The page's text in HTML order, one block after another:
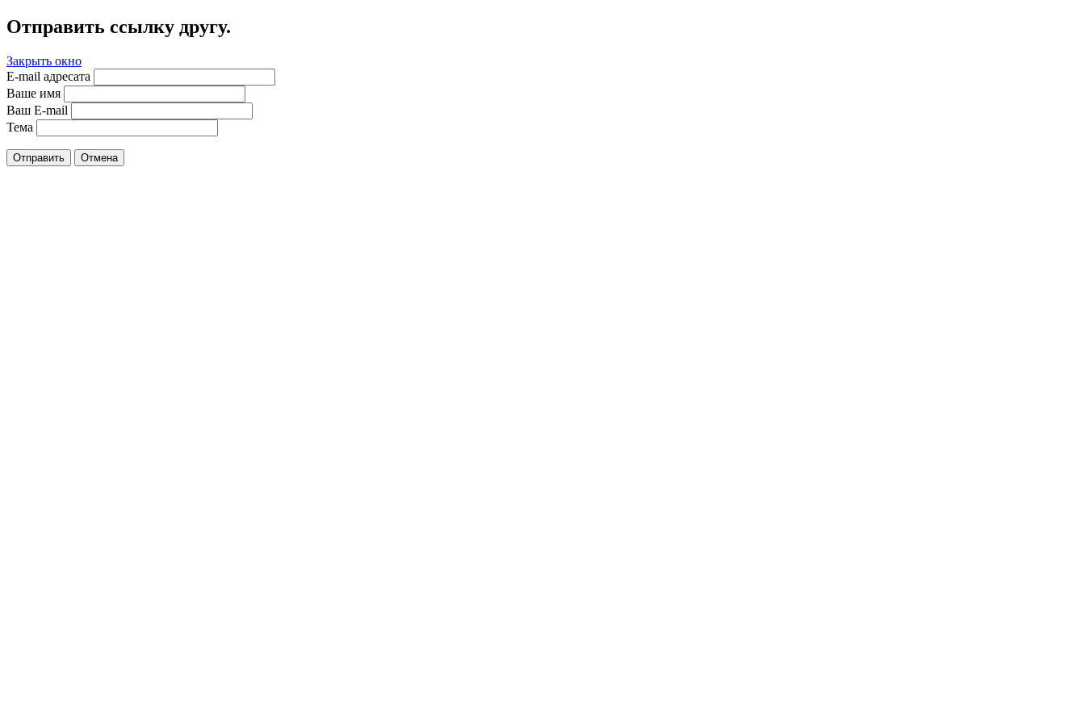
Отправить ссылку другу.
Закрыть окно
E-mail адресата
Ваше имя
Ваш E-mail
Тема
Отправить Отмена